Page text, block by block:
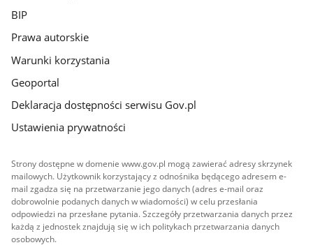
BIP
Prawa autorskie
Warunki korzystania
Geoportal
Deklaracja dostępności serwisu Gov.pl
Ustawienia prywatności
Strony dostępne w domenie www.gov.pl mogą zawierać adresy skrzynek
mailowych. Użytkownik korzystający z odnośnika będącego adresem e-
mail zgadza się na przetwarzanie jego danych (adres e-mail oraz
dobrowolnie podanych danych w wiadomości) w celu przesłania
odpowiedzi na przesłane pytania. Szczegóły przetwarzania danych przez
każdą z jednostek znajdują się w ich politykach przetwarzania danych
osobowych.